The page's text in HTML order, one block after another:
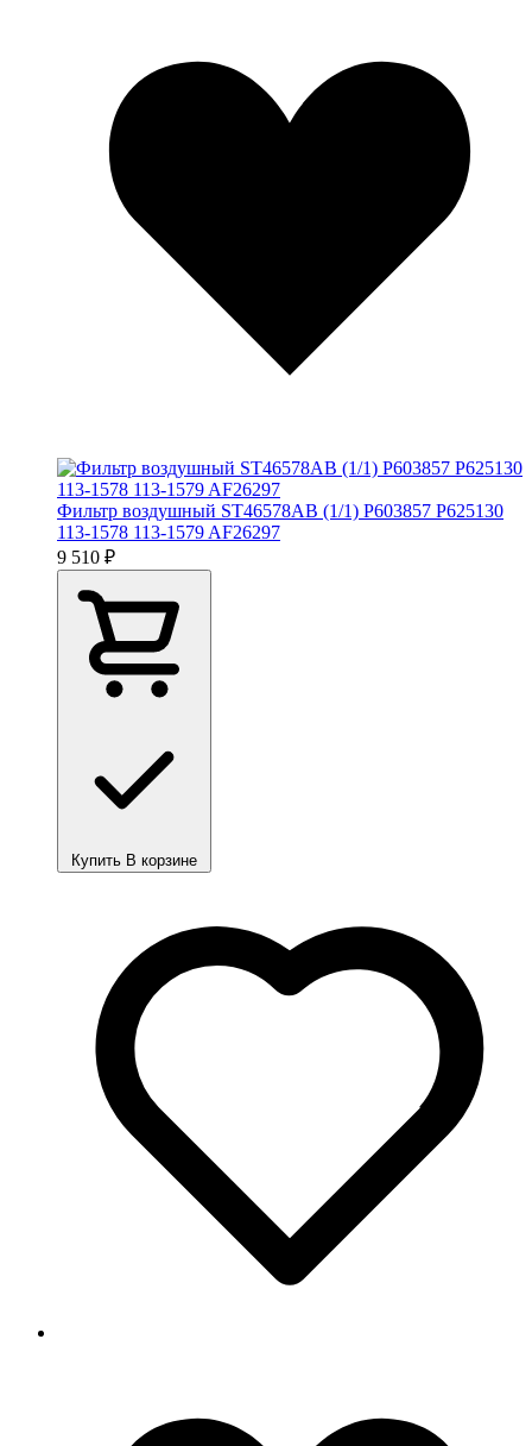
Фильтр воздушный ST46578AB (1/1) P603857 P625130
113-1578 113-1579 AF26297
9 510 ₽
Купить В корзине